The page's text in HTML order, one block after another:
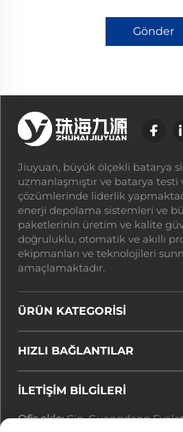
Gönder
Jiuyuan, büyük ölçekli batarya
uzmanlaşmıştır ve batarya
çözümlerinde liderlik
enerji depolama sistemleri ve
paketlerinin üretim ve kalite
doğruluklu, otomatik ve akıllı
ekipmanları ve teknolojileri
amaçlamaktadır.
ÜRÜN KATEGORİSİ
HIZLI BAĞLANTILAR
İLETIŞIM BILGILERI
Ofis ekle:Çin, Guangdong